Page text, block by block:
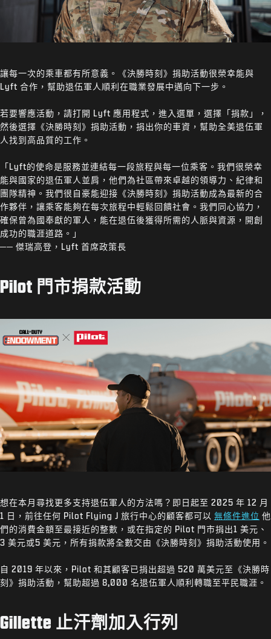
讓每一次的乘車都有所意義。《決勝時刻》捐助活動很榮幸能與
Lyft 合作，幫助退伍軍人順利在職業發展中邁向下一步。
若要響應活動，請打開 Lyft 應用程式，進入選單，選擇「捐款」，
然後選擇《決勝時刻》捐助活動，捐出你的車資，幫助全美退伍軍
人找到高品質的工作。
「Lyft的使命是服務並連結每一段旅程與每一位乘客。我們很榮幸
能與國家的退伍軍人並肩，他們為社區帶來卓越的領導力、紀律和
團隊精神。我們很自豪能迎接《決勝時刻》捐助活動成為最新的合
作夥伴，讓乘客能夠在每次旅程中輕鬆回饋社會。我們同心協力，
確保曾為國奉獻的軍人，能在退伍後獲得所需的人脈與資源，開創
成功的職涯道路。」
── 傑瑞高登，Lyft 首席政策長
Pilot 門市捐款活動
想在本月尋找更多支持退伍軍人的方法嗎？即日起至 2025 年 12 月
1 日，前往任何 Pilot Flying J 旅行中心的顧客都可以 無條件進位 他
們的消費金額至最接近的整數，或在指定的 Pilot 門市捐出1 美元、
3 美元或5 美元，所有捐款將全數交由《決勝時刻》捐助活動使用。
自 2019 年以來，Pilot 和其顧客已捐出超過 520 萬美元至《決勝時
刻》捐助活動，幫助超過 8,000 名退伍軍人順利轉職至平民職涯。
Gillette 止汗劑加入行列